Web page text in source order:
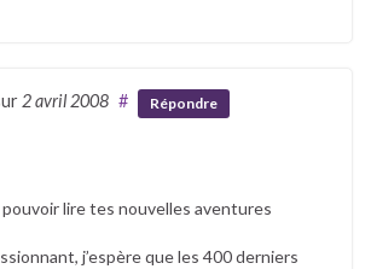
2 avril 2008 # Répondre
pouvoir lire tes nouvelles aventures
j’espère que les 400 derniers